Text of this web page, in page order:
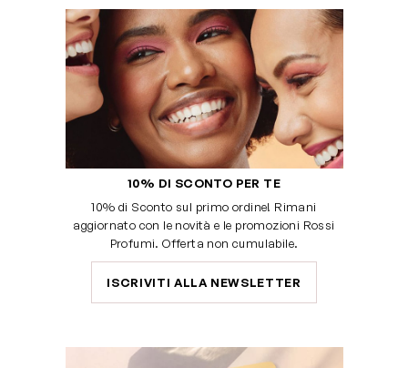
10% DI SCONTO PER TE
10% di Sconto sul primo ordine! Rimani
aggiornato con le novità e le promozioni Rossi
Profumi. Offerta non cumulabile.
ISCRIVITI ALLA NEWSLETTER